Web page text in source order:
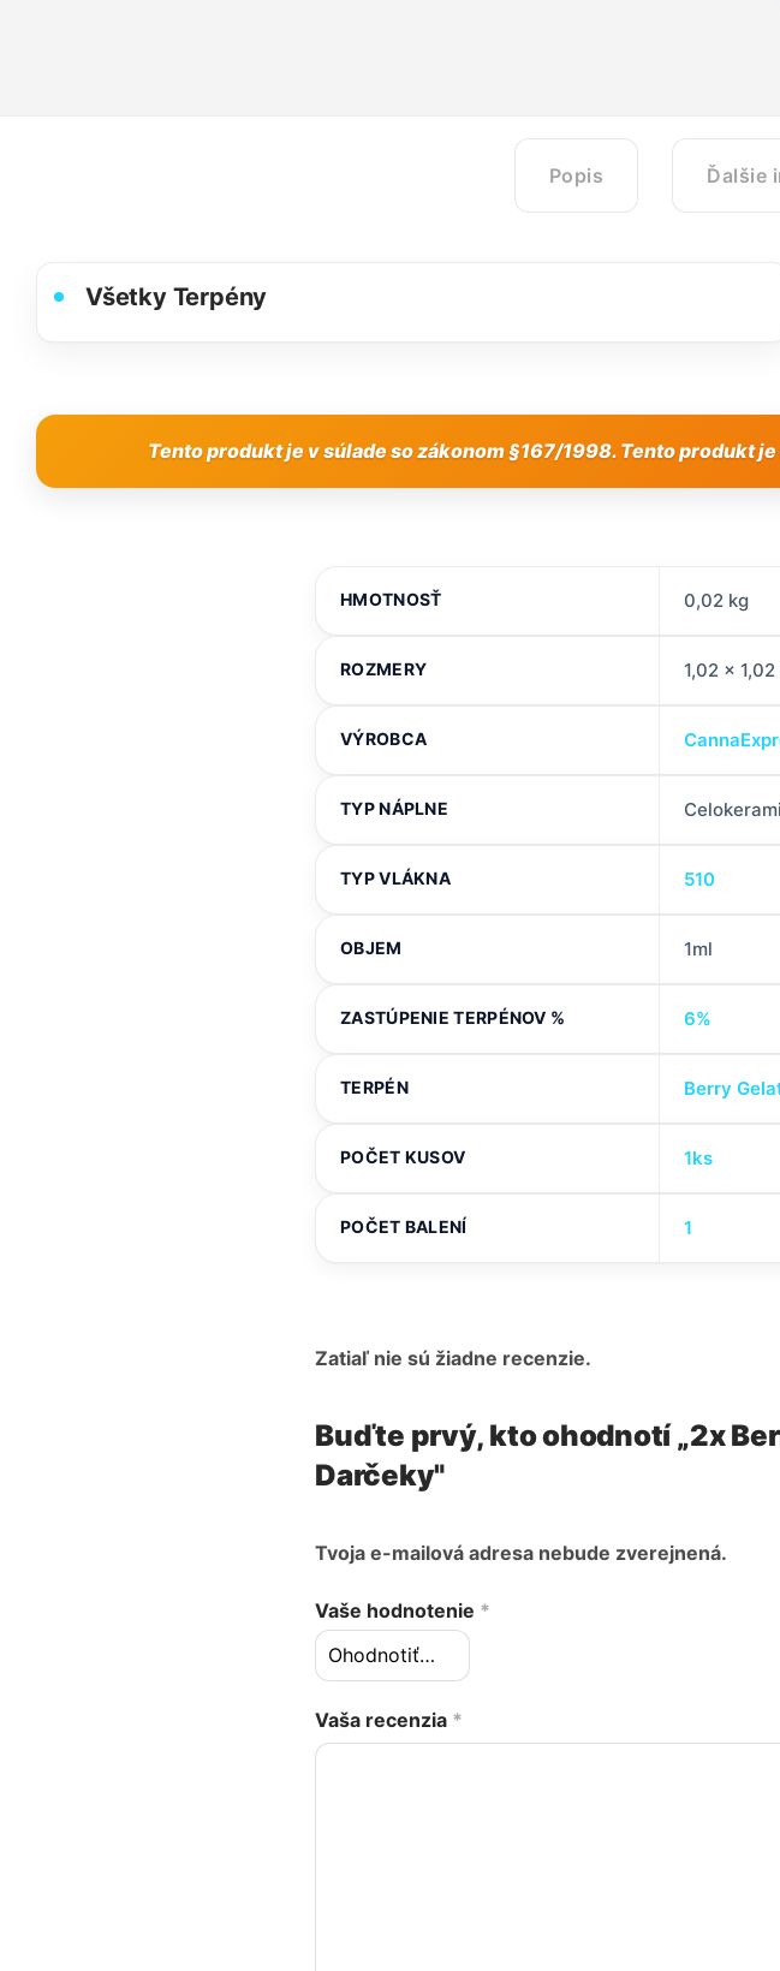
Popis Ďalšie
Všetky Terpény
Tento produkt je v súlade so zákonom §167/1998. Tento produkt
HMOTNOSŤ 0,02 kg
ROZMERY 1,02 ×
VÝROBCA
TYP NÁPLNE
TYP VLÁKNA 510
OBJEM 1ml
ZASTÚPENIE TERPÉNOV % 6%
TERPÉN Berry
POČET KUSOV 1ks
POČET BALENÍ 1
Zatiaľ nie sú žiadne recenzie.
Buďte prvý, kto ohodnotí „2x
Darčeky"
Tvoja e-mailová adresa nebude zverejnená.
Vaše hodnotenie *
Vaša recenzia *